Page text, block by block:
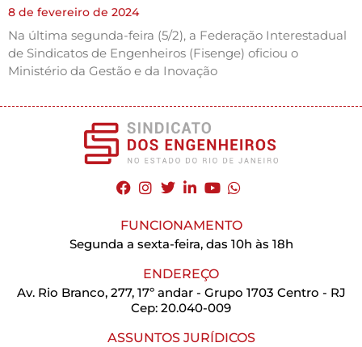
8 de fevereiro de 2024
Na última segunda-feira (5/2), a Federação Interestadual
de Sindicatos de Engenheiros (Fisenge) oficiou o
Ministério da Gestão e da Inovação
FUNCIONAMENTO
Segunda a sexta-feira, das 10h às 18h
ENDEREÇO
Av. Rio Branco, 277, 17º andar - Grupo 1703 Centro - RJ
Cep: 20.040-009
ASSUNTOS JURÍDICOS